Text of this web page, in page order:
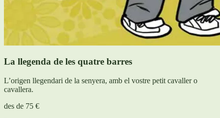
La llegenda de les quatre barres
L’origen llegendari de la senyera, amb el vostre petit cavaller o
cavallera.
des de 75 €